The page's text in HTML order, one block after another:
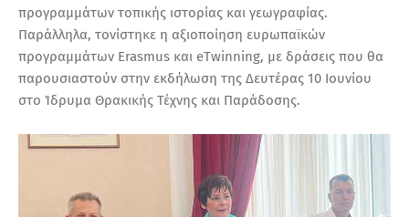
προγραμμάτων τοπικής ιστορίας και γεωγραφίας.
Παράλληλα, τονίστηκε η αξιοποίηση ευρωπαϊκών
προγραμμάτων Erasmus και eTwinning, με δράσεις που θα
παρουσιαστούν στην εκδήλωση της Δευτέρας 10 Ιουνίου
στο Ίδρυμα Θρακικής Τέχνης και Παράδοσης.